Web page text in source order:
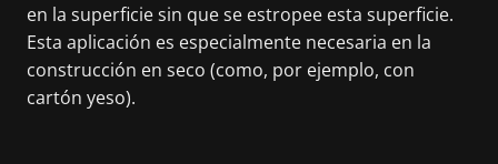
en la superficie sin que se estropee esta superficie.
Esta aplicación es especialmente necesaria en la
construcción en seco (como, por ejemplo, con
cartón yeso).